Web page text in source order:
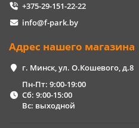
+375-29-151-22-22
info@f-park.by
Адрес нашего магазина
г. Минск, ул. О.Кошевого, д.8
Пн-Пт: 9:00-19:00
Сб: 9:00-15:00
Вс: выходной